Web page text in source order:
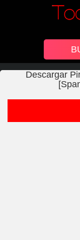
Descargar